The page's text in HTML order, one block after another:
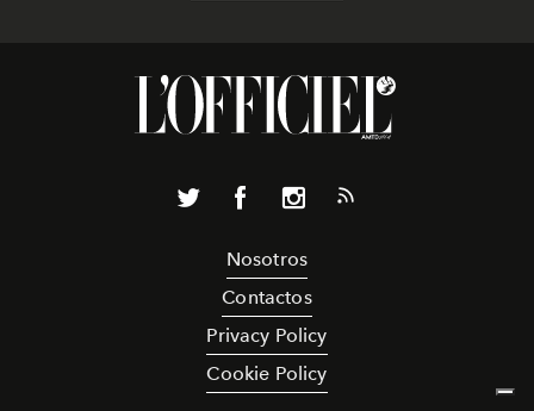
Nosotros
Contactos
Privacy Policy
Cookie Policy